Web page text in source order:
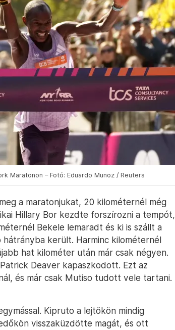
Maratonon – Fotó: Eduardo Munoz / Reuters
a maratonjukat, 20 kilométernél még
Hillary Bor kezdte forszírozni a tempót,
Bekele lemaradt és ki is szállt a
került. Harminc kilométernél
hat kilométer után már csak négyen.
Deaver kapaszkodott. Ezt az
és már csak Mutiso tudott vele tartani.
Kipruto a lejtőkön mindig
visszaküzdötte magát, és ott